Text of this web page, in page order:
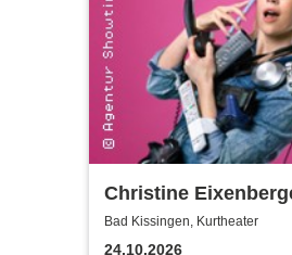
Christine
Kontrolle
Bad Kissingen, Kurtheater
24.10.2026